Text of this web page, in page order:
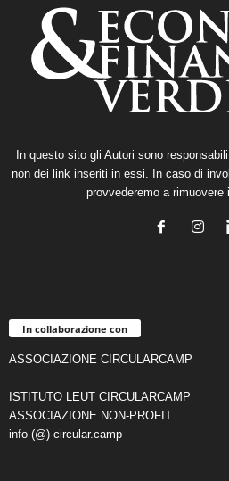
In questo sito gli Autori sono
non dei link inseriti in essi. In caso di
provvederemo a rimuovere
In collaborazione con
ASSOCIAZIONE CIRCULARCAMP
ISTITUTO LEUT CIRCULARCAMP
ASSOCIAZIONE NON-PROFIT
info (@) circular.camp